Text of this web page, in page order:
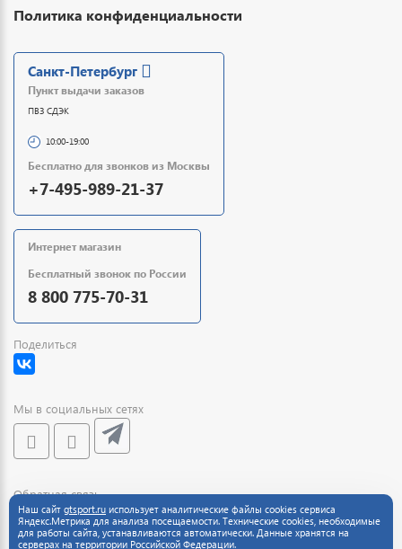
Политика конфиденциальности
Санкт-Петербург
Пункт выдачи заказов
ПВЗ СДЭК
10:00-19:00
Бесплатно для звонков из Москвы
+7-495-989-21-37
Интернет магазин
Бесплатный звонок по России
8 800 775-70-31
Поделиться
Мы в социальных сетях
Обратная связь
Наш сайт gtsport.ru использует аналитические файлы cookies сервиса
Яндекс.Метрика для анализа посещаемости. Технические cookies, необходимые
для работы сайта, устанавливаются автоматически. Данные хранятся на
серверах на территории Российской Федерации.